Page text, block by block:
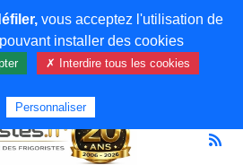
vous acceptez l'utilisation de
installer des cookies
✗ Interdire tous les cookies
Personnaliser